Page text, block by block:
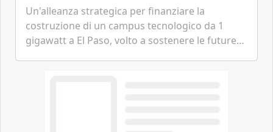
Un'alleanza strategica per finanziare la
costruzione di un campus tecnologico da 1
gigawatt a El Paso, volto a sostenere le future